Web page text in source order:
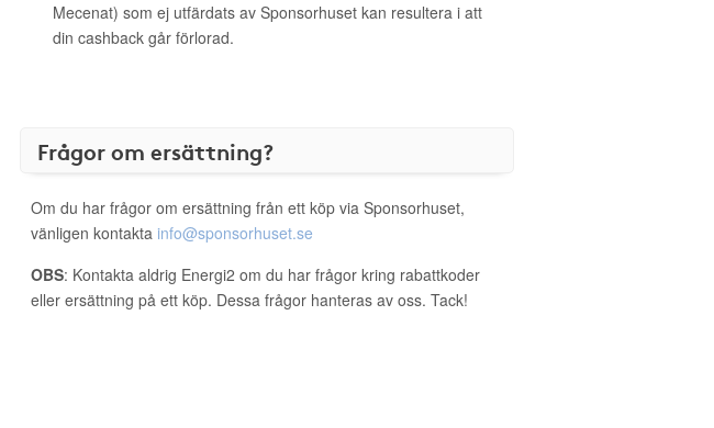
Mecenat) som ej utfärdats av Sponsorhuset kan resultera i att
din cashback går förlorad.
Frågor om ersättning?
Om du har frågor om ersättning från ett köp via Sponsorhuset,
vänligen kontakta info@sponsorhuset.se
OBS: Kontakta aldrig Energi2 om du har frågor kring rabattkoder
eller ersättning på ett köp. Dessa frågor hanteras av oss. Tack!